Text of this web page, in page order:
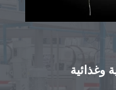
وغذائية